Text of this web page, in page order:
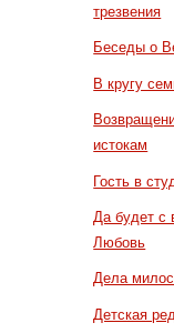
трезвения
Беседы о
В кругу
истокам
Гость в
Да будет с
Любовь
Дела
Детская